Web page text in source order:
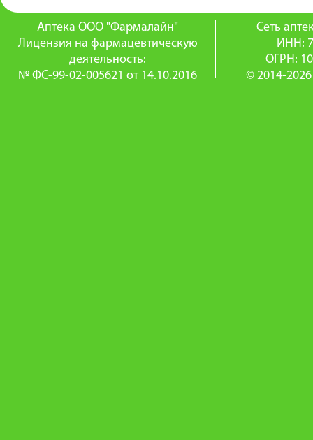
Аптека ООО "Фармалайн"
Лицензия на фармацевтическую
деятельность:
№ ФС-99-02-005621 от 14.10.2016
Сеть
ИНН:
ОГРН:
© 2014-